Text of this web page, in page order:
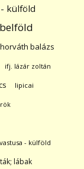
külföld
horváth balázs
ifj. lázár zoltán
lipicai
- külföld
lábak